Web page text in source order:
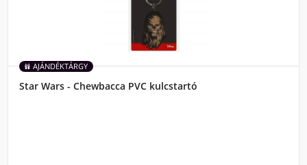
AJÁNDÉKTÁRGY
Star Wars - Chewbacca PVC kulcstartó